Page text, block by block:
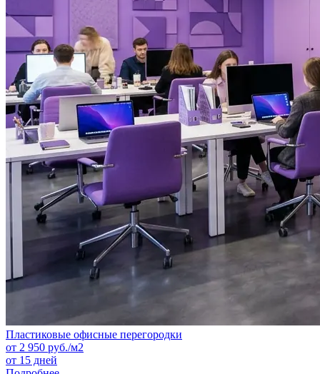
Пластиковые офисные перегородки
от 2 950 руб./м2
от 15 дней